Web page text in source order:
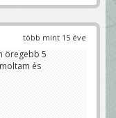
több mint 15 éve
öregebb 5
és